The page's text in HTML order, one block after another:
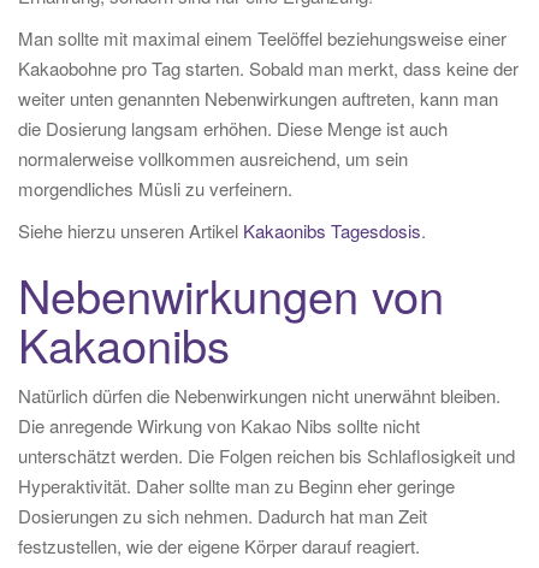
Man sollte mit maximal einem Teelöffel beziehungsweise einer
Kakaobohne pro Tag starten. Sobald man merkt, dass keine der
weiter unten genannten Nebenwirkungen auftreten, kann man
die Dosierung langsam erhöhen. Diese Menge ist auch
normalerweise vollkommen ausreichend, um sein
morgendliches Müsli zu verfeinern.
Siehe hierzu unseren Artikel Kakaonibs Tagesdosis.
Nebenwirkungen von
Kakaonibs
Natürlich dürfen die Nebenwirkungen nicht unerwähnt bleiben.
Die anregende Wirkung von Kakao Nibs sollte nicht
unterschätzt werden. Die Folgen reichen bis Schlaflosigkeit und
Hyperaktivität. Daher sollte man zu Beginn eher geringe
Dosierungen zu sich nehmen. Dadurch hat man Zeit
festzustellen, wie der eigene Körper darauf reagiert.